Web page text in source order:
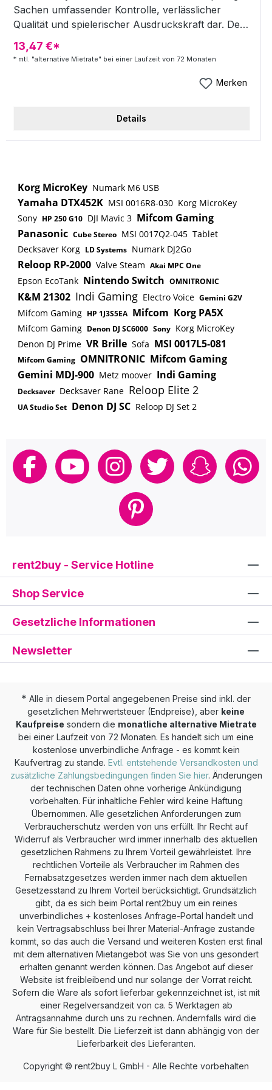
Sachen umfassender Kontrolle, verlässlicher
Qualität und spielerischer Ausdruckskraft dar. Der
Premium-MIDI-Controller besticht mit seiner vom
MatrixBrute bekannten und hervorragend
dem umfangreich anpassbaren Interface, 16 farbig
Fadern, 9 Drehreglern, gleich 5 Expression
smarten Kategorienfunktion und natürlich der
ein beeindruckendes Softwarebundle: Arturias
virtuelles Piano Piano V2, die riesige Keyboard-
Soundbibliothek Analog Lab 3 sowie eine Lizenz
für Ableton Live Lite. Produktmerkmale der
Software inklusive Arturia Analog Lab mit
6500 Synthsounds inklusive Ableton Live Lite
inklusive Arturia Piano V Produktmerkmale
der Hardware 49 anschlagdynamische Tasten
mit Aftertouch 16 Performance-Pads mit
farbiger Hintergrundbeleuchtung Control-
Bank mit 9 Fadern und 9 Drehreglern 4
CV/Gate-Ausgänge (Pitch, Gate, 2x Modulation)
zur Steuerung von Vintage- oder Modular-
Equipment Nahtlose Integration in alle Arturia
Software-Instrumente DAW-Steuerungssektion
(magnetische Schablonen für die beliebtesten
Haltepedal-Anschluss, Expressionpedal-Anschluss
und 3 weitere, frei zuweisbare Aux-Eingänge für
Pedale/Controller Perfekte Integration in Analog
Lab Soundauswahl, Presetbrowsing, Parts
wechseln, automatische Zuweisung der
Bedienelemente auf die spannendsten Parameter
6500 TAE®-Presetsounds aus Arturias
preisgekrönter V Collection Kompatibel mit allen
beliebten DAWs: Pro Tools, Logic Pro X, FL Studio,
Bitwig, Cubase, Ableton Live, Digital Performer,
13,47 €*
* mtl. "alternative Mietrate" bei einer Laufzeit von 72 Monaten
Merken
Details
Korg MicroKey Numark M6 USB
Yamaha DTX452K MSI 0016R8-030 Korg MicroKey
Sony HP 250 G10 DJI Mavic 3 Mifcom Gaming
Panasonic Cube Stereo MSI 0017Q2-045 Tablet
Decksaver Korg LD Systems Numark DJ2Go
Reloop RP-2000 Valve Steam Akai MPC One
Epson EcoTank Nintendo Switch OMNITRONIC
K&M 21302 Indi Gaming Electro Voice Gemini G2V
Mifcom Gaming HP 1J3S5EA Mifcom Korg PA5X
Mifcom Gaming Denon DJ SC6000 Sony Korg MicroKey
Denon DJ Prime VR Brille Sofa MSI 0017L5-081
Mifcom Gaming OMNITRONIC Mifcom Gaming
Gemini MDJ-900 Metz moover Indi Gaming
Decksaver Decksaver Rane Reloop Elite 2
UA Studio Set Denon DJ SC Reloop DJ Set 2
rent2buy - Service Hotline
Shop Service
Gesetzliche Informationen
Newsletter
* Alle in diesem Portal angegebenen Preise sind inkl. der
gesetzlichen Mehrwertsteuer (Endpreise), aber keine
Kaufpreise sondern die monatliche alternative Mietrate
bei einer Laufzeit von 72 Monaten. Es handelt sich um eine
kostenlose unverbindliche Anfrage - es kommt kein
Kaufvertrag zu stande. Evtl. entstehende Versandkosten und
zusätzliche Zahlungsbedingungen finden Sie hier. Änderungen
der technischen Daten ohne vorherige Ankündigung
vorbehalten. Für inhaltliche Fehler wird keine Haftung
Übernommen. Alle gesetzlichen Anforderungen zum
Verbraucherschutz werden von uns erfüllt. Ihr Recht auf
Widerruf als Verbraucher wird immer innerhalb des aktuellen
gesetzlichen Rahmens zu Ihrem Vorteil gewährleistet. Ihre
rechtlichen Vorteile als Verbraucher im Rahmen des
Fernabsatzgesetzes werden immer nach dem aktuellen
Gesetzesstand zu Ihrem Vorteil berücksichtigt. Grundsätzlich
gibt, da es sich beim Portal rent2buy um ein reines
unverbindliches + kostenloses Anfrage-Portal handelt und
kein Vertragsabschluss bei Ihrer Material-Anfrage zustande
kommt, so das auch die Versand und weiteren Kosten erst final
mit dem alternativen Mietangebot was Sie von uns gesondert
erhalten genannt werden können. Das Angebot auf dieser
Website ist freibleibend und nur solange der Vorrat reicht.
Sofern die Ware als sofort lieferbar gekennzeichnet ist, ist mit
einer Regelversandzeit von ca. 5 Werktagen ab
Antragsannahme durch uns zu rechnen. Andernfalls wird die
Ware für Sie bestellt. Die Lieferzeit ist dann abhängig von der
Lieferbarkeit des Lieferanten.
Copyright © rent2buy L GmbH - Alle Rechte vorbehalten